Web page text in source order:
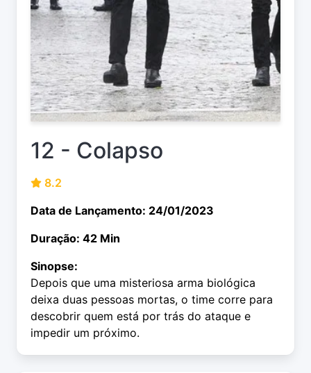
12 - Colapso
8.2
Data de Lançamento: 24/01/2023
Duração: 42 Min
Sinopse:
Depois que uma misteriosa arma biológica
deixa duas pessoas mortas, o time corre para
descobrir quem está por trás do ataque e
impedir um próximo.